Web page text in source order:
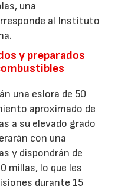
una
al Instituto
y preparados
una eslora de 50
aproximado de
a su elevado grado
con una
y dispondrán de
millas, lo que les
durante 15